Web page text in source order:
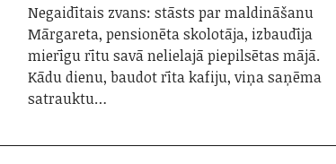
Negaidītais zvans: stāsts par maldināšanu
Mārgareta, pensionēta skolotāja, izbaudīja
mierīgu rītu savā nelielajā piepilsētas mājā.
Kādu dienu, baudot rīta kafiju, viņa saņēma
satrauktu…